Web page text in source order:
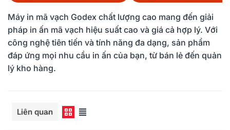
Máy in mã vạch Godex chất lượng cao mang đến giải
pháp in ấn mã vạch hiệu suất cao và giá cả hợp lý. Với
công nghệ tiên tiến và tính năng đa dạng, sản phẩm
đáp ứng mọi nhu cầu in ấn của bạn, từ bán lẻ đến quản
lý kho hàng.
Liên quan